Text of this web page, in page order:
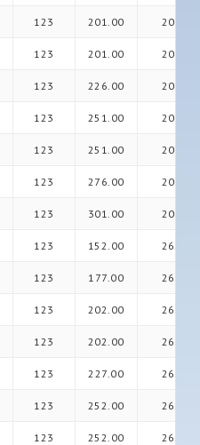
123 201.00 20
123 201.00 20
123 226.00 20
123 251.00 20
123 251.00 20
123 276.00 20
123 301.00 20
123 152.00 26
123 177.00 26
123 202.00 26
123 202.00 26
123 227.00 26
123 252.00 26
123 252.00 26